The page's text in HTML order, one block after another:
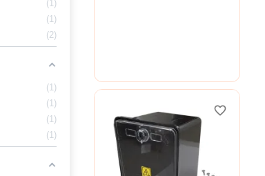
1
1
2
1
1
1
1
favorite_border
favorite_border